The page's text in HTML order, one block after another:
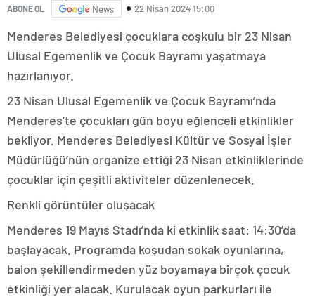
ABONE OL News 22 Nisan 2024 15:00
Menderes Belediyesi çocuklara coşkulu bir 23 Nisan
Ulusal Egemenlik ve Çocuk Bayramı yaşatmaya
hazırlanıyor.
23 Nisan Ulusal Egemenlik ve Çocuk Bayramı’nda
Menderes’te çocukları gün boyu eğlenceli etkinlikler
bekliyor. Menderes Belediyesi Kültür ve Sosyal İşler
Müdürlüğü’nün organize ettiği 23 Nisan etkinliklerinde
çocuklar için çeşitli aktiviteler düzenlenecek.
Renkli görüntüler oluşacak
Menderes 19 Mayıs Stadı’nda ki etkinlik saat: 14:30’da
başlayacak. Programda koşudan sokak oyunlarına,
balon şekillendirmeden yüz boyamaya birçok çocuk
etkinliği yer alacak. Kurulacak oyun parkurları ile